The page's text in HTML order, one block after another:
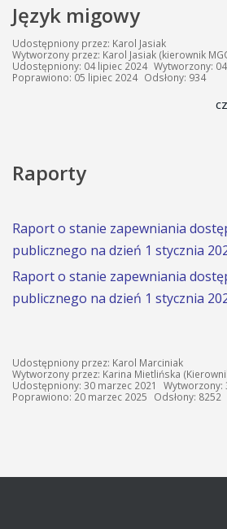
Język migowy
Udostępniony przez: Karol Jasiak
Wytworzony przez: Karol Jasiak (kierownik
Udostępniony: 04 lipiec 2024 Wytworzony:
Poprawiono: 05 lipiec 2024 Odsłony: 934
Raporty
Raport o stanie zapewniania
publicznego na dzień 1 stycznia
Raport o stanie zapewniania
publicznego na dzień 1 stycznia
Udostępniony przez: Karol Marciniak
Wytworzony przez: Karina Mietlińska
Udostępniony: 30 marzec 2021
Wytworzony:
Poprawiono: 20 marzec 2025 Odsłony: 8252